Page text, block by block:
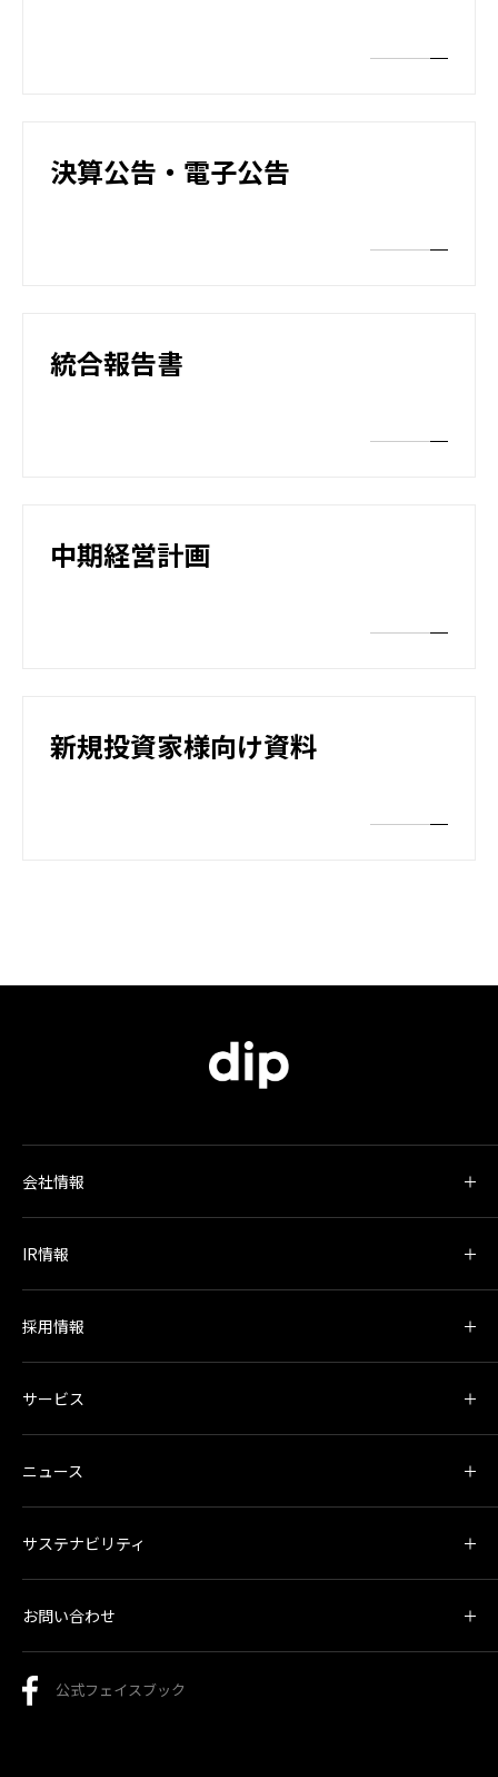
決算公告・電子公告
統合報告書
中期経営計画
新規投資家様向け資料
会社情報
IR情報
採用情報
サービス
ニュース
サステナビリティ
お問い合わせ
公式フェイスブック